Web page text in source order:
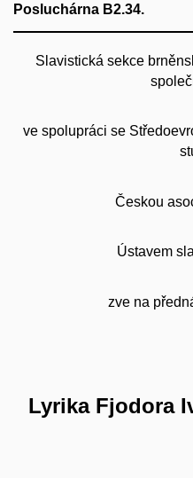
Posluchárna B2.34.
Slavistická sekce
ve spolupráci se
Českou
Ústavem
zve na
Lyrika Fjodora